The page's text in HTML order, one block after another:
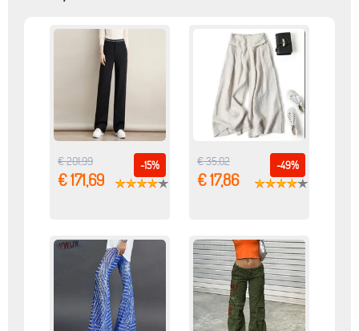
-15%
€ 201,99
€ 171,69
-49%
€ 35,02
€ 17,86